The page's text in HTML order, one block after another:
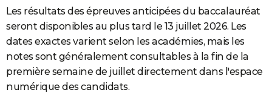
Les résultats des épreuves anticipées du baccalauréat
seront disponibles au plus tard le 13 juillet 2026. Les
dates exactes varient selon les académies, mais les
notes sont généralement consultables à la fin de la
première semaine de juillet directement dans l'espace
numérique des candidats.